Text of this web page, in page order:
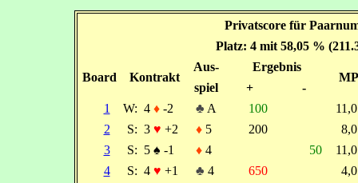
Privatscore für
Platz: 4 mit 58,05 %
Board Kontrakt
Aus- Ergebnis
MP
spiel +
-
1
W: 4 ♦-2 ♣ A 100
2
S: 3 ♥ +2 ♦5 200
3
S: 5 ♠ -1 ♦4 50
4
S: 4 ♥ +1 ♣ 4 650